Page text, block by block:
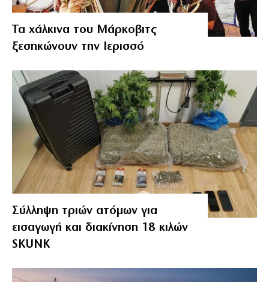
Τα χάλκινα του Μάρκοβιτς
ξεσηκώνουν την Ιερισσό
Σύλληψη τριών ατόμων για
εισαγωγή και διακίνηση 18 κιλών
SKUNK